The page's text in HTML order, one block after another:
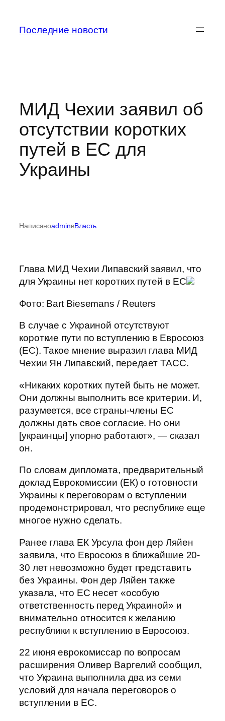
содержимому
Последние новости
МИД Чехии заявил об
отсутствии коротких
путей в ЕС для
Украины
НаписаноadminвВласть
Глава МИД Чехии Липавский заявил, что
для Украины нет коротких путей в ЕС
Фото: Bart Biesemans / Reuters
В случае с Украиной отсутствуют
короткие пути по вступлению в Евросоюз
(ЕС). Такое мнение выразил глава МИД
Чехии Ян Липавский, передает ТАСС.
«Никаких коротких путей быть не может.
Они должны выполнить все критерии. И,
разумеется, все страны-члены ЕС
должны дать свое согласие. Но они
[украинцы] упорно работают», — сказал
он.
По словам дипломата, предварительный
доклад Еврокомиссии (ЕК) о готовности
Украины к переговорам о вступлении
продемонстрировал, что республике еще
многое нужно сделать.
Ранее глава ЕК Урсула фон дер Ляйен
заявила, что Евросоюз в ближайшие 20-
30 лет невозможно будет представить
без Украины. Фон дер Ляйен также
указала, что ЕС несет «особую
ответственность перед Украиной» и
внимательно относится к желанию
республики к вступлению в Евросоюз.
22 июня еврокомиссар по вопросам
расширения Оливер Варгелий сообщил,
что Украина выполнила два из семи
условий для начала переговоров о
вступлении в ЕС.